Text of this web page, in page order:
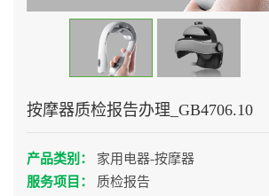
按摩器质检报告办理_GB4706.10
产品类别：
家用电器-按摩器
服务项目：
质检报告